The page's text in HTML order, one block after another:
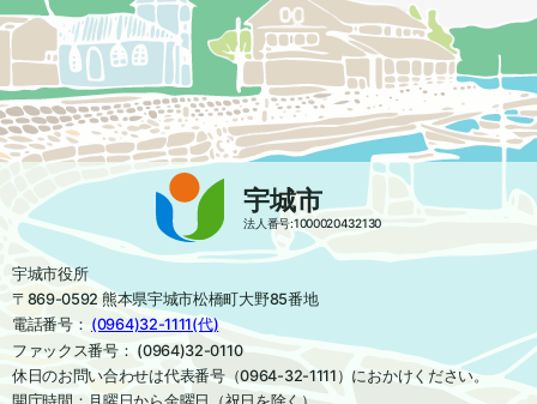
宇城市
法人番号:1000020432130
宇城市役所
〒869-0592 熊本県宇城市松橋町大野85番地
電話番号： (0964)32-1111(代)
ファックス番号： (0964)32-0110
休日のお問い合わせは代表番号（0964-32-1111）におかけください。